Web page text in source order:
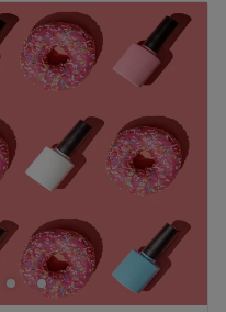
09:00
09:00
19:30
09:00 –19:30
09:00
19:30
09:00
19:30
Fechado
em Valbom, é um
bem-estar. Este local
e
seus serviços.